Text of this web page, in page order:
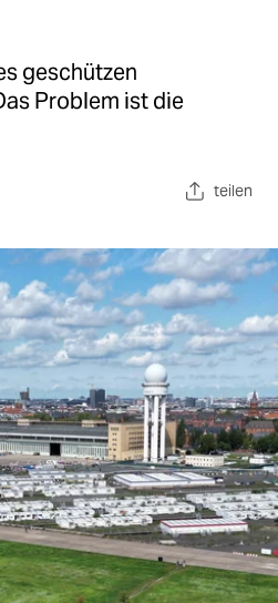
geschützen
Problem ist die
teilen